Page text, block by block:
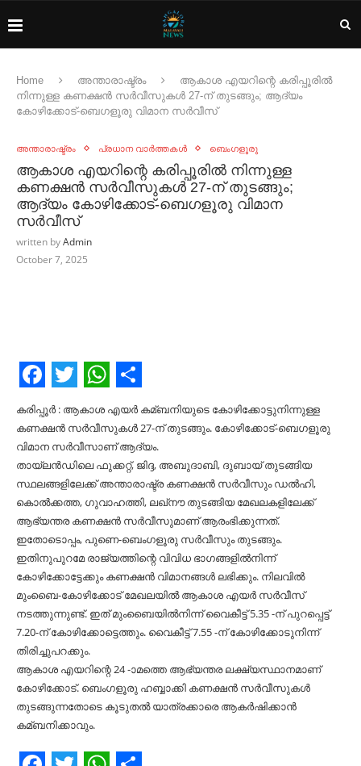
Home അന്താരാഷ്ട്രം
ആകാശ എയറിന്റെ കരിപ്പൂരില്‍
നിന്നുള്ള കണക്ഷന്‍ സര്‍വീസുകള്‍ 27-ന് തുടങ്ങും; ആദ്യം
കോഴിക്കോട്-ബെഗളൂരു വിമാന സര്‍വീസ്
അന്താരാഷ്ട്രം പ്രധാന വാർത്തകൾ ബെംഗളൂരു
ആകാശ എയറിന്റെ കരിപ്പൂരില്‍ നിന്നുള്ള
കണക്ഷന്‍ സര്‍വീസുകള്‍ 27-ന് തുടങ്ങും;
ആദ്യം കോഴിക്കോട്-ബെഗളൂരു വിമാന
സര്‍വീസ്
written byAdmin
October 7, 2025
Facebook
Twitter
WhatsApp
Share
കരിപ്പൂർ : ആകാശ എയര്‍ കമ്ബനിയുടെ കോഴിക്കോട്ടുനിന്നുള്ള
കണക്ഷന്‍ സര്‍വീസുകള്‍ 27-ന് തുടങ്ങും. കോഴിക്കോട്-ബെഗളൂരു
വിമാന സര്‍വീസാണ് ആദ്യം.
തായ്‌ലന്‍ഡിലെ ഫുക്കറ്റ്, ജിദ്ദ, അബുദാബി, ദുബായ് തുടങ്ങിയ
സ്ഥലങ്ങളിലേക്ക് അന്താരാഷ്ട്ര കണക്ഷന്‍ സര്‍വീസും ഡല്‍ഹി,
കൊല്‍ക്കത്ത, ഗുവാഹത്തി, ലഖ്‌നൗ തുടങ്ങിയ മേഖലകളിലേക്ക്
ആഭ്യന്തര കണക്ഷന്‍ സര്‍വീസുമാണ് ആരംഭിക്കുന്നത്.
ഇതോടൊപ്പം, പുണെ-ബെംഗളൂരു സര്‍വീസും തുടങ്ങും.
ഇതിനുപുറമേ രാജ്യത്തിന്റെ വിവിധ ഭാഗങ്ങളില്‍നിന്ന്
കോഴിക്കോട്ടേക്കും കണക്ഷന്‍ വിമാനങ്ങള്‍ ലഭിക്കും. നിലവില്‍
മുംബൈ-കോഴിക്കോട് മേഖലയില്‍ ആകാശ എയര്‍ സര്‍വീസ്
നടത്തുന്നുണ്ട്. ഇത് മുംബൈയില്‍നിന്ന് വൈകീട്ട് 5.35 -ന് പുറപ്പെട്ട്
7.20-ന് കോഴിക്കോട്ടെത്തും. വൈകീട്ട് 7.55 -ന് കോഴിക്കോടുനിന്ന്
തിരിച്ചുപറക്കും.
ആകാശ എയറിന്റെ 24 -ാമത്തെ ആഭ്യന്തര ലക്ഷ്യസ്ഥാനമാണ്
കോഴിക്കോട്. ബെംഗളൂരു ഹബ്ബാക്കി കണക്ഷന്‍ സര്‍വീസുകള്‍
തുടങ്ങുന്നതോടെ കൂടുതല്‍ യാത്രക്കാരെ ആകര്‍ഷിക്കാന്‍
കമ്ബനിക്കാവും.